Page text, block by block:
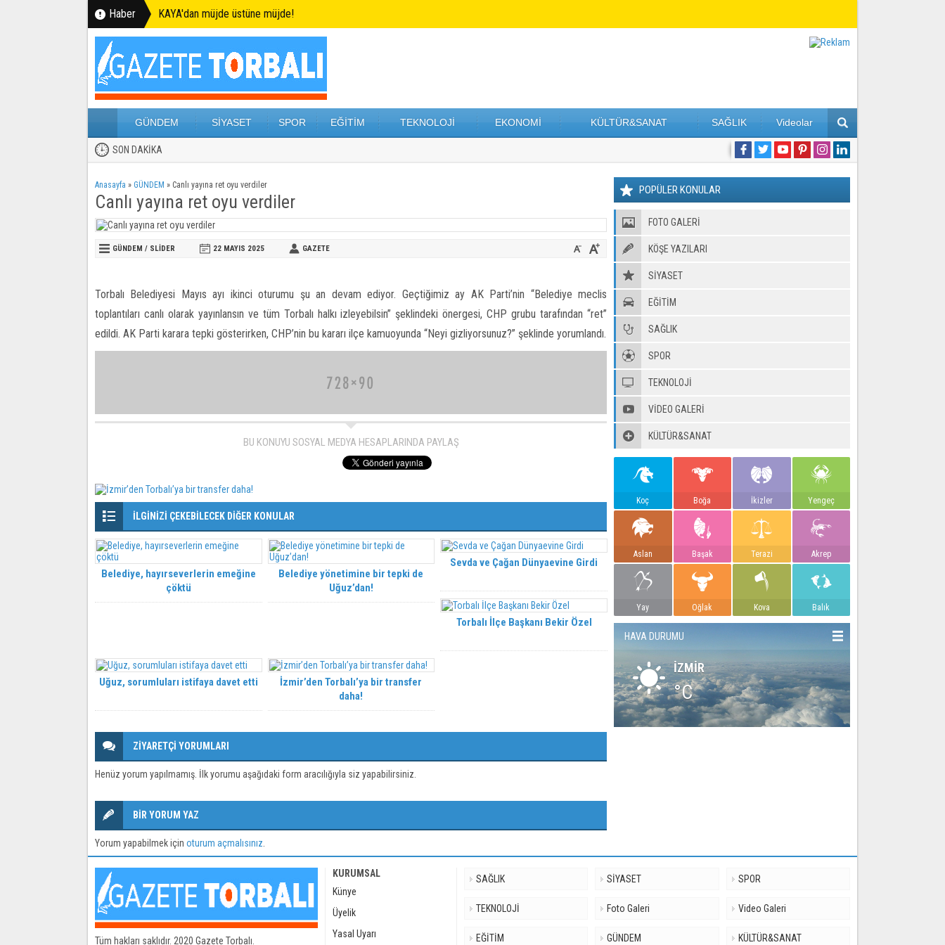
Haber KAYA'dan müjde üstüne müjde!
GÜNDEM SİYASET SPOR EĞİTİM TEKNOLOJİ EKONOMİ KÜLTÜR&SANAT SAĞLIK Videolar
SON DAKİKA
Anasayfa » GÜNDEM » Canlı yayına ret oyu verdiler
Canlı yayına ret oyu verdiler
GÜNDEM / SLİDER 22 MAYIS 2025 GAZETE
Torbalı Belediyesi Mayıs ayı ikinci oturumu şu an devam ediyor. Geçtiğimiz ay AK Parti’nin “Belediye meclis
toplantıları canlı olarak yayınlansın ve tüm Torbalı halkı izleyebilsin” şeklindeki önergesi, CHP grubu tarafından “ret”
edildi. AK Parti karara tepki gösterirken, CHP’nin bu kararı ilçe kamuoyunda “Neyi gizliyorsunuz?” şeklinde yorumlandı.
BU KONUYU SOSYAL MEDYA HESAPLARINDA PAYLAŞ
İLGİNİZİ ÇEKEBİLECEK DİĞER KONULAR
Belediye, hayırseverlerin emeğine
çöktü
Belediye yönetimine bir tepki de
Uğuz’dan!
Sevda ve Çağan Dünyaevine Girdi
Torbalı İlçe Başkanı Bekir Özel
Uğuz, sorumluları istifaya davet etti
İzmir’den Torbalı’ya bir transfer
daha!
ZİYARETÇİ YORUMLARI
Henüz yorum yapılmamış. İlk yorumu aşağıdaki form aracılığıyla siz yapabilirsiniz.
BİR YORUM YAZ
Yorum yapabilmek için oturum açmalısınız
POPÜLER KONULAR
FOTO GALERI
KÖŞE YAZILARI
SİYASET
EĞİTİM
SAĞLIK
SPOR
TEKNOLOJİ
VIDEO GALERI
KÜLTÜR&SANAT
Koç Boğa İkizler Yengeç
Aslan Başak Terazi Akrep
Yay Oğlak Kova Balık
HAVA DURUMU
İZMİR
°C
Tüm hakları saklıdır. 2020 Gazete Torbalı.
KURUMSAL
Künye
Üyelik
Yasal Uyarı
SAĞLIK SİYASET SPOR
TEKNOLOJİ Foto Galeri Video Galeri
EĞİTİM GÜNDEM KÜLTÜR&SANAT